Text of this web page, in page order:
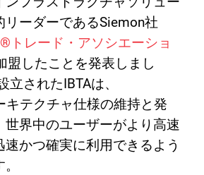
リーダーであるSiemon社
トレード・アソシエーショ
盟したことを発表しまし
されたIBTAは、
キテクチャ仕様の維持と発
世界中のユーザーがより高速
速かつ確実に利用できるよう